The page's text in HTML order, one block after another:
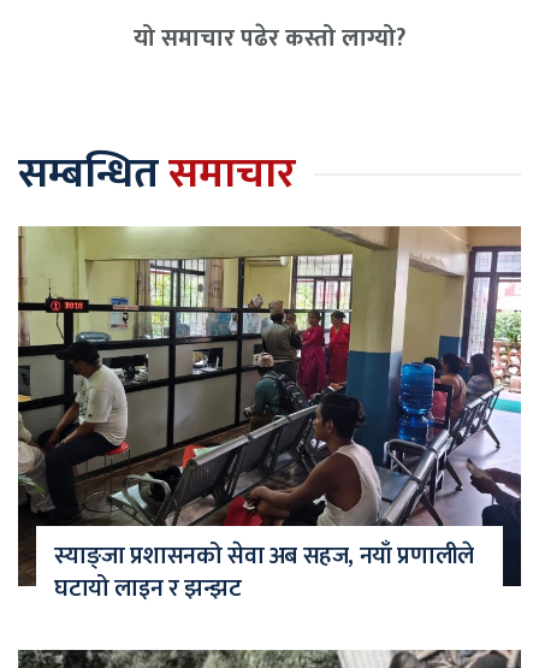
यो समाचार पढेर कस्तो लाग्यो?
सम्बन्धितसमाचार
स्याङ्जा प्रशासनको सेवा अब सहज, नयाँ प्रणालीले
घटायो लाइन र झन्झट